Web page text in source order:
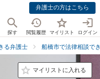
弁護士の方はこちら
探す 閲覧履歴 マイリスト ログイン
る弁護士 船橋市で法律相談で
マイリストに入れる